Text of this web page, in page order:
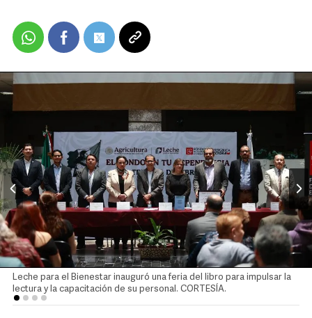
Leche para el Bienestar inauguró una feria del libro para impulsar la
lectura y la capacitación de su personal. CORTESÍA.